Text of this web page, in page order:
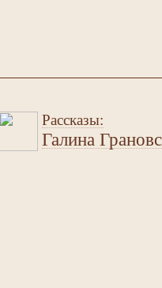
Рассказы:
Галина